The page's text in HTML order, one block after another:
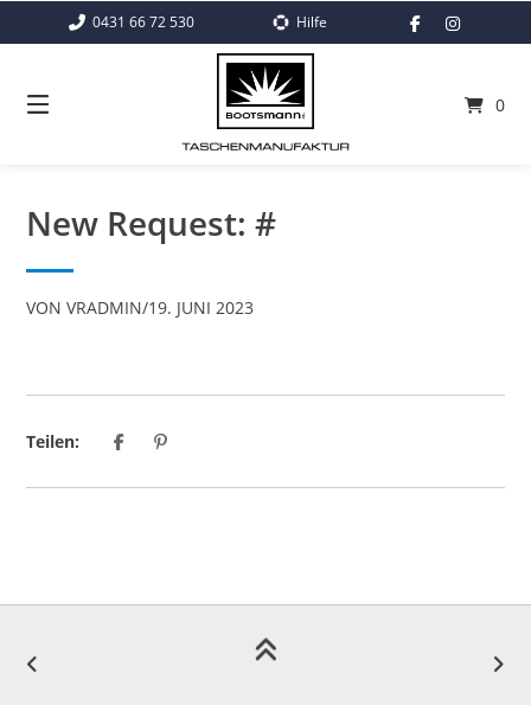
0431 66 72 530 Hilfe
0
New Request: #
VONVRADMIN/19. JUNI 2023
Teilen: